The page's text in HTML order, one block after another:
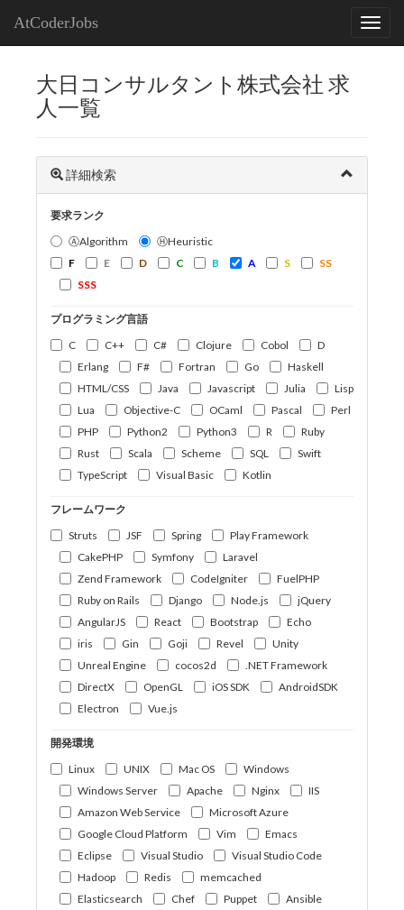
AtCoderJobs
大日コンサルタント株式会社 求
人一覧
詳細検索
要求ランク
ⒶAlgorithm
ⒽHeuristic
F
E D C B A S
SS
SSS
プログラミング言語
C
C++ C# Clojure Cobol
D
Erlang
F# Fortran Go
Haskell
HTML/CSS
Java Javascript Julia
Lisp
Lua
Objective-C OCaml Pascal
Perl
PHP
Python2 Python3 R
Ruby
Rust
Scala Scheme SQL
Swift
TypeScript
Visual Basic Kotlin
フレームワーク
Struts
JSF Spring
Play Framework
CakePHP
Symfony
Laravel
Zend Framework
CodeIgniter
FuelPHP
Ruby on Rails
Django Node.js
jQuery
AngularJS
React Bootstrap
Echo
iris
Gin Goji Revel
Unity
Unreal Engine
cocos2d
.NET Framework
DirectX
OpenGL iOS SDK
AndroidSDK
Electron
Vue.js
開発環境
Linux
UNIX Mac OS
Windows
Windows Server
Apache Nginx
IIS
Amazon Web Service
Microsoft Azure
Google Cloud Platform
Vim
Emacs
Eclipse
Visual Studio
Visual Studio Code
Hadoop
Redis
memcached
Elasticsearch
Chef Puppet
Ansible